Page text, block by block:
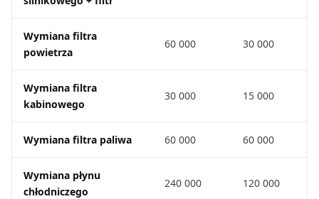
Wymiana filtra
powietrza
60 000 30 000
Wymiana filtra
kabinowego
30 000 15 000
Wymiana filtra paliwa 60 000 60 000
Wymiana płynu
chłodniczego
240 000 120 000